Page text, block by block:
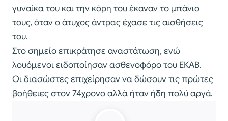
γυναίκα του και την κόρη του έκαναν το μπάνιο
τους, όταν ο άτυχος άντρας έχασε τις αισθήσεις
του.
Στο σημείο επικράτησε αναστάτωση, ενώ
λουόμενοι ειδοποίησαν ασθενοφόρο του ΕΚΑΒ.
Οι διασώστες επιχείρησαν να δώσουν τις πρώτες
βοήθειες στον 74χρονο αλλά ήταν ήδη πολύ αργά.